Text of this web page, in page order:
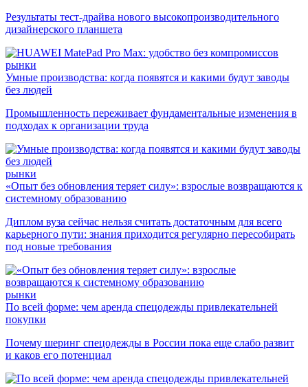
Результаты тест-драйва нового высокопроизводительного
дизайнерского планшета
рынки
Умные производства: когда появятся и какими будут заводы
без людей
Промышленность переживает фундаментальные изменения в
подходах к организации труда
рынки
«Опыт без обновления теряет силу»: взрослые возвращаются к
системному образованию
Диплом вуза сейчас нельзя считать достаточным для всего
карьерного пути: знания приходится регулярно пересобирать
под новые требования
рынки
По всей форме: чем аренда спецодежды привлекательней
покупки
Почему шеринг спецодежды в России пока еще слабо развит
и каков его потенциал